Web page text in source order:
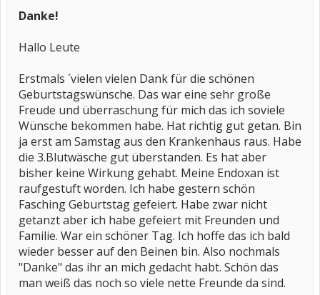
Danke!
Hallo Leute
Erstmals ´vielen vielen Dank für die schönen
Geburtstagswünsche. Das war eine sehr große
Freude und überraschung für mich das ich soviele
Wünsche bekommen habe. Hat richtig gut getan. Bin
ja erst am Samstag aus den Krankenhaus raus. Habe
die 3.Blutwäsche gut überstanden. Es hat aber
bisher keine Wirkung gehabt. Meine Endoxan ist
raufgestuft worden. Ich habe gestern schön
Fasching Geburtstag gefeiert. Habe zwar nicht
getanzt aber ich habe gefeiert mit Freunden und
Familie. War ein schöner Tag. Ich hoffe das ich bald
wieder besser auf den Beinen bin. Also nochmals
"Danke" das ihr an mich gedacht habt. Schön das
man weiß das noch so viele nette Freunde da sind.